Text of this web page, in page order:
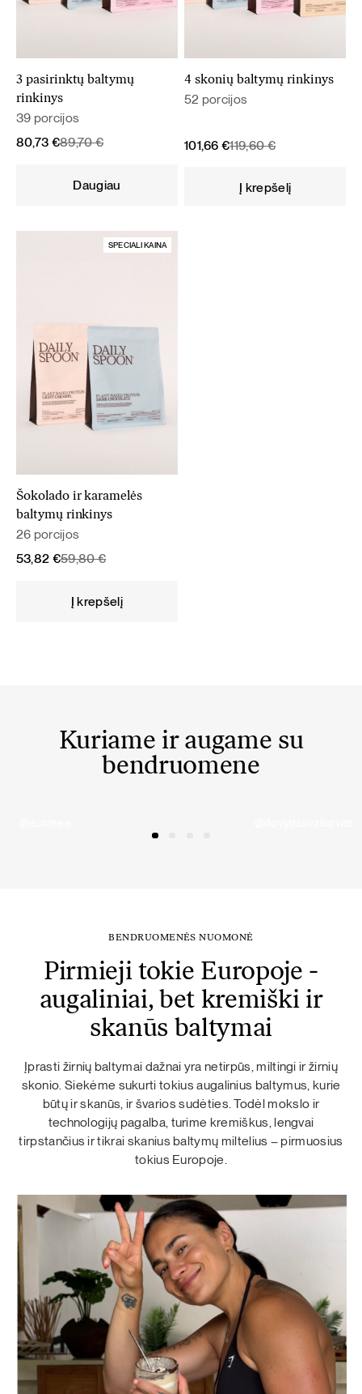
3 pasirinktų baltymų
rinkinys
39 porcijos
89,70€
Original
80,73 €
Current
Daugiau
4 skonių baltymų rinkinys
52 porcijos
119,60€
Original
101,66€
Current
Į krepšelį
SPECIALI KAINA
Šokolado ir karamelės
baltymų rinkinys
26 porcijos
59,80€
Original
53,82 €
Current
Į krepšelį
Kuriame ir augame su
bendruomene
BENDRUOMENĖS NUOMONĖ
Pirmieji tokie Europoje -
augaliniai, bet kremiški ir
skanūs baltymai
Įprasti žirnių baltymai dažnai yra netirpūs, miltingi ir žirnių
skonio. Siekėme sukurti tokius augalinius baltymus, kurie
būtų ir skanūs, ir švarios sudėties. Todėl mokslo ir
technologijų pagalba, turime kremiškus, lengvai
tirpstančius ir tikrai skanius baltymų miltelius – pirmuosius
tokius Europoje.